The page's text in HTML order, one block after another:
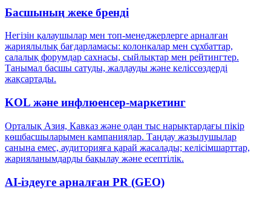
Басшының жеке бренді
Негізін қалаушылар мен топ-менеджерлерге арналған
жариялылық бағдарламасы: колонкалар мен сұхбаттар,
салалық форумдар сахнасы, сыйлықтар мен рейтингтер.
Танымал басшы сатуды, жалдауды және келіссөздерді
жақсартады.
KOL және инфлюенсер-маркетинг
Орталық Азия, Кавказ және одан тыс нарықтардағы пікір
көшбасшыларымен кампаниялар. Таңдау жазылушылар
санына емес, аудиторияға қарай жасалады; келісімшарттар,
жарияланымдарды бақылау және есептілік.
AI-іздеуге арналған PR (GEO)